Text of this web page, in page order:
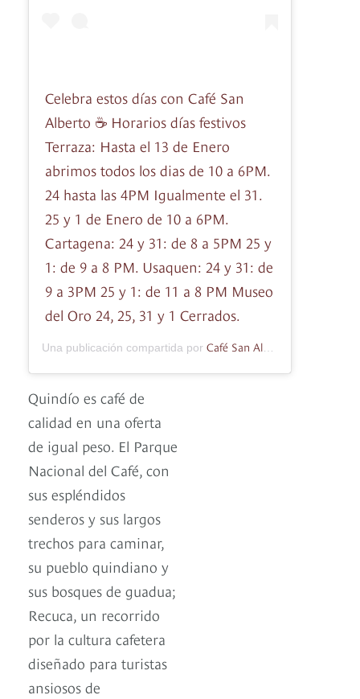
Celebra estos días con Café San
Alberto ☕️ Horarios días festivos
Terraza: Hasta el 13 de Enero
abrimos todos los dias de 10 a 6PM.
24 hasta las 4PM Igualmente el 31.
25 y 1 de Enero de 10 a 6PM.
Cartagena: 24 y 31: de 8 a 5PM 25 y
1: de 9 a 8 PM. Usaquen: 24 y 31: de
9 a 3PM 25 y 1: de 11 a 8 PM Museo
del Oro 24, 25, 31 y 1 Cerrados.
Una publicación compartida por Café San Alberto
Quindío es café de
calidad en una oferta
de igual peso. El Parque
Nacional del Café, con
sus espléndidos
senderos y sus largos
trechos para caminar,
su pueblo quindiano y
sus bosques de guadua;
Recuca, un recorrido
por la cultura cafetera
diseñado para turistas
ansiosos de